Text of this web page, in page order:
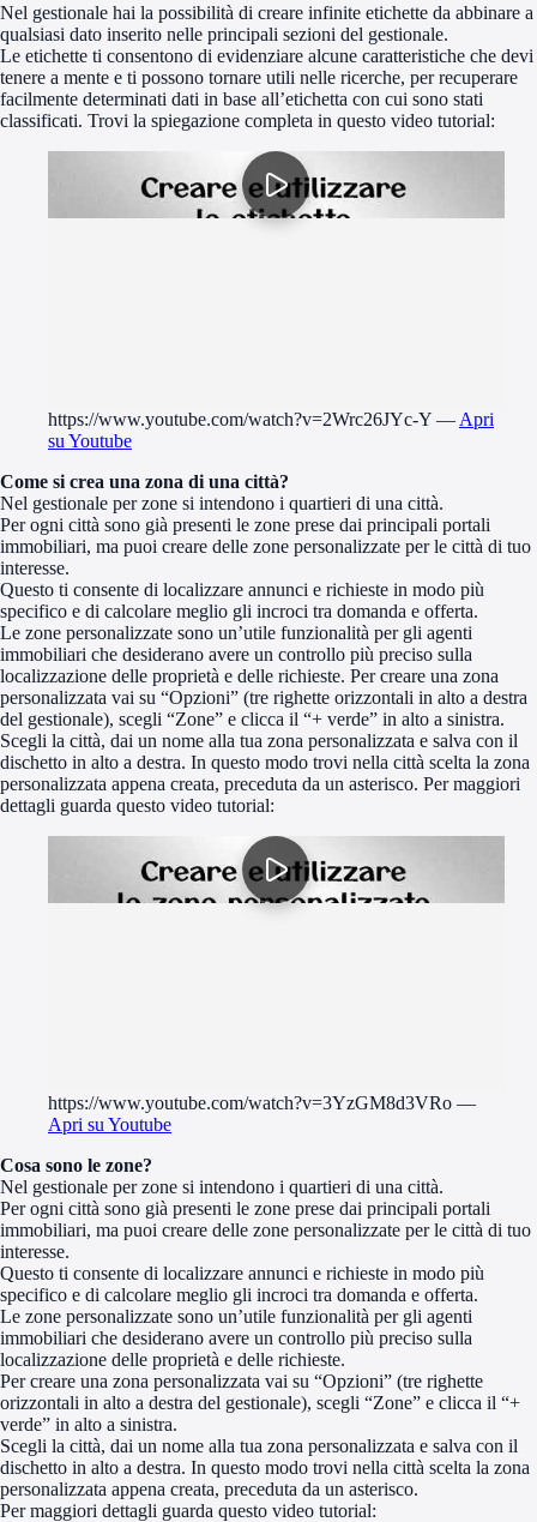
Nel gestionale hai la possibilità di creare infinite etichette da abbinare a
qualsiasi dato inserito nelle principali sezioni del gestionale.
Le etichette ti consentono di evidenziare alcune caratteristiche che devi
tenere a mente e ti possono tornare utili nelle ricerche, per recuperare
facilmente determinati dati in base all’etichetta con cui sono stati
classificati. Trovi la spiegazione completa in questo video tutorial:
https://www.youtube.com/watch?v=2Wrc26JYc-Y — Apri
su Youtube
Come si crea una zona di una città?
Nel gestionale per zone si intendono i quartieri di una città.
Per ogni città sono già presenti le zone prese dai principali portali
immobiliari, ma puoi creare delle zone personalizzate per le città di tuo
interesse.
Questo ti consente di localizzare annunci e richieste in modo più
specifico e di calcolare meglio gli incroci tra domanda e offerta.
Le zone personalizzate sono un’utile funzionalità per gli agenti
immobiliari che desiderano avere un controllo più preciso sulla
localizzazione delle proprietà e delle richieste. Per creare una zona
personalizzata vai su “Opzioni” (tre righette orizzontali in alto a destra
del gestionale), scegli “Zone” e clicca il “+ verde” in alto a sinistra.
Scegli la città, dai un nome alla tua zona personalizzata e salva con il
dischetto in alto a destra. In questo modo trovi nella città scelta la zona
personalizzata appena creata, preceduta da un asterisco. Per maggiori
dettagli guarda questo video tutorial:
https://www.youtube.com/watch?v=3YzGM8d3VRo —
Apri su Youtube
Cosa sono le zone?
Nel gestionale per zone si intendono i quartieri di una città.
Per ogni città sono già presenti le zone prese dai principali portali
immobiliari, ma puoi creare delle zone personalizzate per le città di tuo
interesse.
Questo ti consente di localizzare annunci e richieste in modo più
specifico e di calcolare meglio gli incroci tra domanda e offerta.
Le zone personalizzate sono un’utile funzionalità per gli agenti
immobiliari che desiderano avere un controllo più preciso sulla
localizzazione delle proprietà e delle richieste.
Per creare una zona personalizzata vai su “Opzioni” (tre righette
orizzontali in alto a destra del gestionale), scegli “Zone” e clicca il “+
verde” in alto a sinistra.
Scegli la città, dai un nome alla tua zona personalizzata e salva con il
dischetto in alto a destra. In questo modo trovi nella città scelta la zona
personalizzata appena creata, preceduta da un asterisco.
Per maggiori dettagli guarda questo video tutorial: